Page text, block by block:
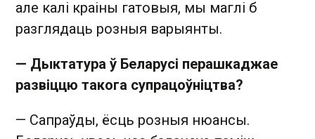
але калі краіны гатовыя, мы маглі б
разглядаць розныя варыянты.
— Дыктатура ў Беларусі перашкаджае
развіццю такога супрацоўніцтва?
— Сапраўды, ёсць розныя нюансы.